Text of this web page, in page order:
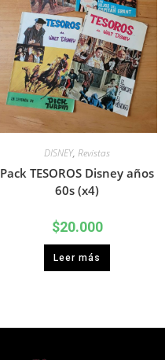
DISNEY, Revistas
Pack TESOROS Disney años
60s (x4)
$20.000
Leer más